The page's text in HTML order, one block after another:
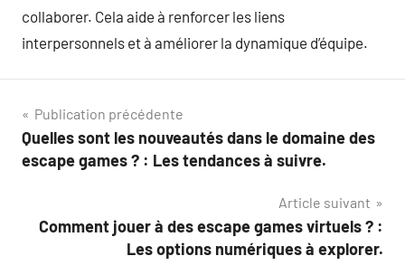
collaborer. Cela aide à renforcer les liens
interpersonnels et à améliorer la dynamique d’équipe.
Navigation
de
Publication précédente
Quelles sont les nouveautés dans le domaine des
escape games ? : Les tendances à suivre.
Article suivant
Comment jouer à des escape games virtuels ? :
Les options numériques à explorer.